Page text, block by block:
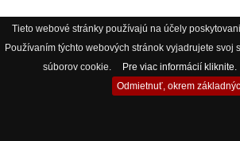
Tieto webové stránky používajú na účely
Používaním týchto webových stránok vyjadrujete svoj
súborov cookie.
Pre viac informácií kliknite.
Odmietnuť, okrem